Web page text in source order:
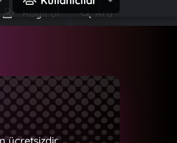
Kayıt ol Ara